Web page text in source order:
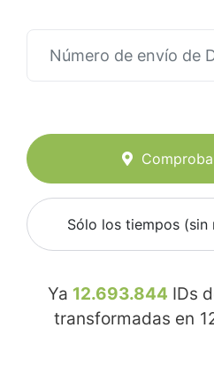
Sólo los tiempos (sin
Ya 12.693.844 IDs
transformadas en